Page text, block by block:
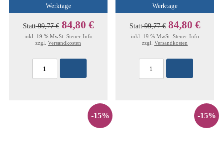
Werktage
Statt99,77 € 84,80 €
inkl. 19 % MwSt. Steuer-Info
zzgl. Versandkosten
Werktage
Statt99,77 € 84,80 €
inkl. 19 % MwSt. Steuer-Info
zzgl. Versandkosten
-15% -15%